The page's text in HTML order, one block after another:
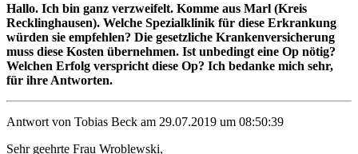
Hallo. Ich bin ganz verzweifelt. Komme aus Marl (Kreis
Recklinghausen). Welche Spezialklinik für diese Erkrankung
würden sie empfehlen? Die gesetzliche Krankenversicherung
muss diese Kosten übernehmen. Ist unbedingt eine Op nötig?
Welchen Erfolg verspricht diese Op? Ich bedanke mich sehr,
für ihre Antworten.
Antwort von Tobias Beck am 29.07.2019 um 08:50:39
Sehr geehrte Frau Wroblewski,